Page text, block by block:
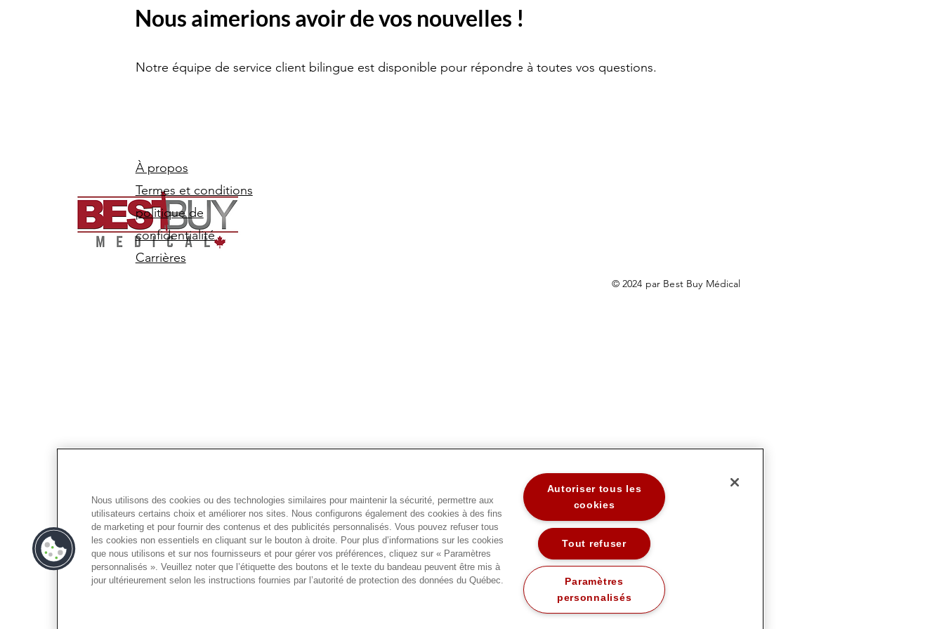
Nous aimerions avoir de vos nouvelles !
Notre équipe de service client bilingue est disponible pour répondre à toutes vos questions.
À propos
Termes et conditions
politique de
confidentialité
Carrières
© 2024 par Best Buy Médical
Nous utilisons des cookies ou des technologies similaires pour maintenir la sécurité, permettre aux
utilisateurs certains choix et améliorer nos sites. Nous configurons également des cookies à des fins
de marketing et pour fournir des contenus et des publicités personnalisés. Vous pouvez refuser tous
les cookies non essentiels en cliquant sur le bouton à droite. Pour plus d’informations sur les cookies
que nous utilisons et sur nos fournisseurs et pour gérer vos préférences, cliquez sur « Paramètres
personnalisés ». Veuillez noter que l’étiquette des boutons et le texte du bandeau peuvent être mis à
jour ultérieurement selon les instructions fournies par l’autorité de protection des données du Québec.
Autoriser tous les
cookies
Tout refuser
Paramètres
personnalisés